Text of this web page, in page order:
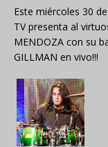
Este miércoles 30
TV presenta al
MENDOZA con su
GILLMAN en vivo!!!